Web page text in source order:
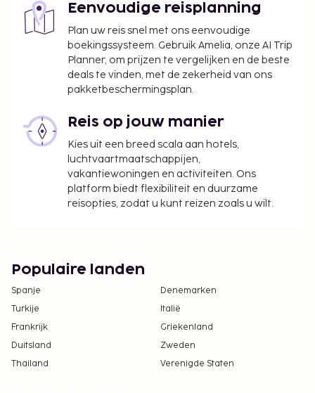
Eenvoudige reisplanning
Plan uw reis snel met ons eenvoudige
boekingssysteem. Gebruik Amelia, onze AI Trip
Planner, om prijzen te vergelijken en de beste
deals te vinden, met de zekerheid van ons
pakketbeschermingsplan.
Reis op jouw manier
Kies uit een breed scala aan hotels,
luchtvaartmaatschappijen,
vakantiewoningen en activiteiten. Ons
platform biedt flexibiliteit en duurzame
reisopties, zodat u kunt reizen zoals u wilt.
Populaire landen
Spanje
Denemarken
Turkije
Italië
Frankrijk
Griekenland
Duitsland
Zweden
Thailand
Verenigde Staten